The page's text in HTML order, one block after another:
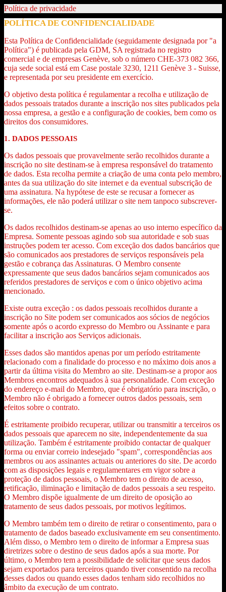
Política de privacidade
POLÍTICA DE CONFIDENCIALIDADE
Esta Política de Confidencialidade (seguidamente designada por "a
Política") é publicada pela GDM, SA registrada no registro
comercial e de empresas Genève, sob o número CHE-373 082 366,
cuja sede social está em Case postale 3230, 1211 Genève 3 - Suisse,
e representada por seu presidente em exercício.
O objetivo desta política é regulamentar a recolha e utilização de
dados pessoais tratados durante a inscrição nos sites publicados pela
nossa empresa, a gestão e a configuração de cookies, bem como os
direitos dos consumidores.
1. DADOS PESSOAIS
Os dados pessoais que provavelmente serão recolhidos durante a
inscrição no site destinam-se à empresa responsável do tratamento
de dados. Esta recolha permite a criação de uma conta pelo membro,
antes da sua utilização do site internet e da eventual subscrição de
uma assinatura. Na hypótese de este se recusar a fornecer as
informações, ele não poderá utilizar o site nem tanpoco subscrever-
se.
Os dados recolhidos destinam-se apenas ao uso interno específico da
Empresa. Somente pessoas agindo sob sua autoridade e sob suas
instruções podem ter acesso. Com exceção dos dados bancários que
são comunicados aos prestadores de serviços responsáveis pela
gestão e cobrança das Assinaturas. O Membro consente
expressamente que seus dados bancários sejam comunicados aos
referidos prestadores de serviços e com o único objetivo acima
mencionado.
Existe outra exceção : os dados pessoais recolhidos durante a
inscrição no Site podem ser comunicados aos sócios de negócios
somente após o acordo expresso do Membro ou Assinante e para
facilitar a inscrição aos Serviços adicionais.
Esses dados são mantidos apenas por um período estritamente
relacionado com a finalidade do processo e no máximo dois anos a
partir da última visita do Membro ao site. Destinam-se a propor aos
Membros encontros adequados à sua personalidade. Com exceção
do endereço e-mail do Membro, que é obrigatório para inscrição, o
Membro não é obrigado a fornecer outros dados pessoais, sem
efeitos sobre o contrato.
É estritamente proibido recuperar, utilizar ou transmitir a terceiros os
dados pessoais que aparecem no site, independentemente da sua
utilização. Também é estritamente proibido contactar de qualquer
forma ou enviar correio indesejado "spam", correspondências aos
membros ou aos assinantes actuais ou anteriores do site. De acordo
com as disposições legais e regulamentares em vigor sobre a
proteção de dados pessoais, o Membro tem o direito de acesso,
retificação, iliminação e limitação de dados pessoais a seu respeito.
O Membro dispõe igualmente de um direito de oposição ao
tratamento de seus dados pessoais, por motivos legítimos.
O Membro também tem o direito de retirar o consentimento, para o
tratamento de dados baseado exclusivamente em seu consentimento.
Além disso, o Membro tem o direito de informar a Empresa suas
diretrizes sobre o destino de seus dados após a sua morte. Por
último, o Membro tem a possibilidade de solicitar que seus dados
sejam exportados para terceiros quando tiver consentido na recolha
desses dados ou quando esses dados tenham sido recolhidos no
âmbito da execução de um contrato.